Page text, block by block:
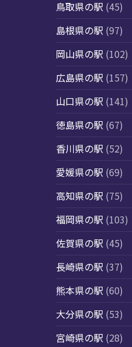
鳥取県の駅 (45)
島根県の駅 (97)
岡山県の駅 (102)
広島県の駅 (157)
山口県の駅 (141)
徳島県の駅 (67)
香川県の駅 (52)
愛媛県の駅 (69)
高知県の駅 (75)
福岡県の駅 (103)
佐賀県の駅 (45)
長崎県の駅 (37)
熊本県の駅 (60)
大分県の駅 (53)
宮崎県の駅 (28)